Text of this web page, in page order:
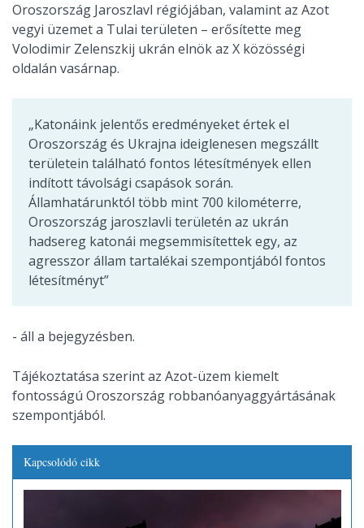
Oroszország Jaroszlavl régiójában, valamint az Azot
vegyi üzemet a Tulai területen – erősítette meg
Volodimir Zelenszkij ukrán elnök az X közösségi
oldalán vasárnap.
„Katonáink jelentős eredményeket értek el
Oroszország és Ukrajna ideiglenesen megszállt
területein található fontos létesítmények ellen
indított távolsági csapások során.
Államhatárunktól több mint 700 kilométerre,
Oroszország jaroszlavli területén az ukrán
hadsereg katonái megsemmisítettek egy, az
agresszor állam tartalékai szempontjából fontos
létesítményt”
- áll a bejegyzésben.
Tájékoztatása szerint az Azot-üzem kiemelt
fontosságú Oroszország robbanóanyaggyártásának
szempontjából.
Kapcsolódó cikk